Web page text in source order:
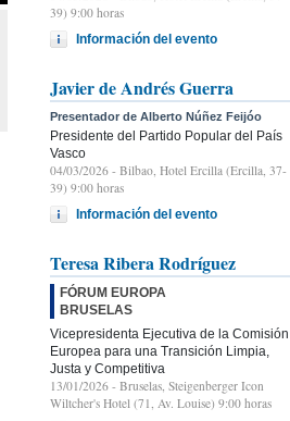
39) 9:00 horas
Información del evento
Javier de Andrés Guerra
Presentador de Alberto Núñez Feijóo
Presidente del Partido Popular del País
Vasco
04/03/2026 - Bilbao, Hotel Ercilla (Ercilla, 37-
39) 9:00 horas
Información del evento
Teresa Ribera Rodríguez
FÓRUM EUROPA
BRUSELAS
Vicepresidenta Ejecutiva de la Comisión
Europea para una Transición Limpia,
Justa y Competitiva
13/01/2026 - Bruselas, Steigenberger Icon
Wiltcher's Hotel (71, Av. Louise) 9:00 horas